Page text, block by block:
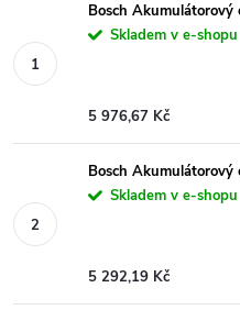
Bosch Akumulátorový
Skladem v e-shopu
5 976,67 Kč
Bosch Akumulátorový
Skladem v e-shopu
5 292,19 Kč